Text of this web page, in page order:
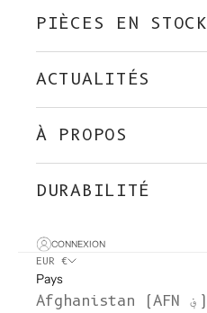
PIÈCES EN STOCK
ACTUALITÉS
À PROPOS
DURABILITÉ
CONNEXION
EUR €
Pays
Afghanistan (AFN ؋)